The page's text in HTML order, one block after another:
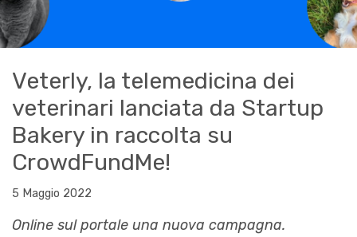
Veterly, la telemedicina dei
veterinari lanciata da Startup
Bakery in raccolta su
CrowdFundMe!
5 Maggio 2022
Online sul portale una nuova campagna.